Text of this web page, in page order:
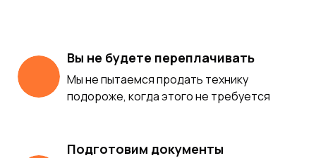
Вы не будете переплачивать
Мы не пытаемся продать технику
подороже, когда этого не требуется
Подготовим документы